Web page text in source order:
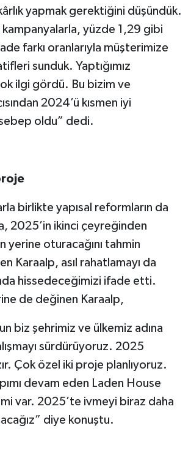
yapmak gerektiğini düşündük.
kampanyalarla, yüzde 1,29 gibi
farkı oranlarıyla müşterimize
sunduk. Yaptığımız
ilgi gördü. Bu bizim ve
2024’ü kısmen iyi
oldu” dedi.
birlikte yapısal reformların da
2025’in ikinci çeyreğinden
yerine oturacağını tahmin
Karaalp, asıl rahatlamayı da
hissedeceğimizi ifade etti.
de değinen Karaalp,
biz şehrimiz ve ülkemiz adına
sürdürüyoruz. 2025
Çok özel iki proje planlıyoruz.
devam eden Laden House
var. 2025’te ivmeyi biraz daha
diye konuştu.